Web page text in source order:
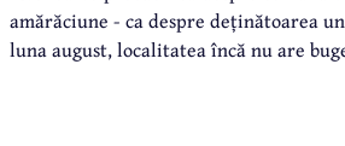
amărăciune - ca despre deținătoarea
luna august, localitatea încă nu are